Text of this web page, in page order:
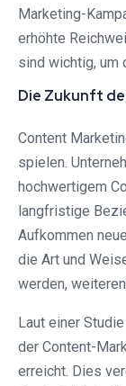
Marketing-
erhöhte
sind wichtig, um
Die Zukunft
Content
spielen.
hochwertigem
langfristige
Aufkommen
die Art und
werden,
Laut einer
der Content-
erreicht. Dies